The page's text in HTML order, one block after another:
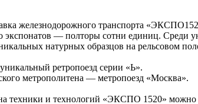
железнодорожного транспорта
экспонатов — полторы сотни единиц.
натурных образцов на рельсовом
ретропоезд серии «Ь».
метрополитена — метропоезд «Москва».
техники и технологий «ЭКСПО 1520» можно